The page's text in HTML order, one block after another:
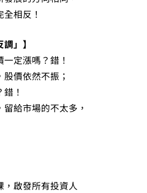
相反！
」】
定漲嗎？錯！
價依然不振；
！
給市場的不太多，
，啟發所有投資人